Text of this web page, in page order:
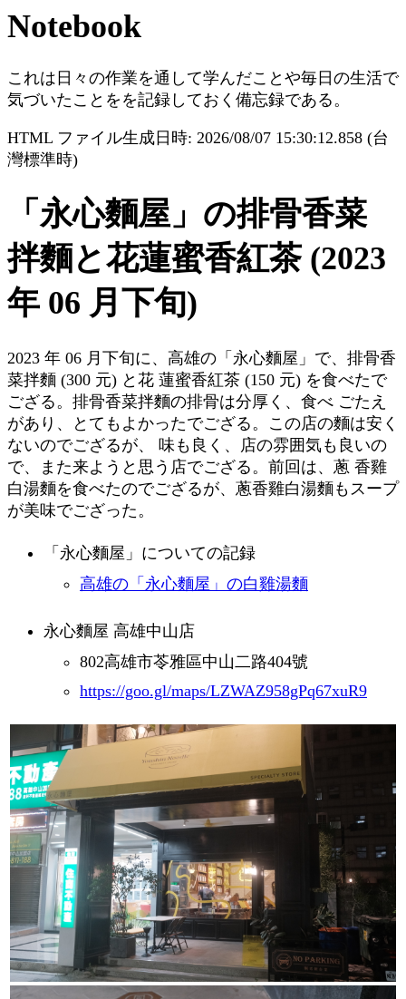
Notebook
これは日々の作業を通して学んだことや毎日の生活で
気づいたことをを記録しておく備忘録である。
HTML ファイル生成日時: 2026/08/07 15:30:12.858 (台
灣標準時)
「永心麵屋」の排骨香菜
拌麵と花蓮蜜香紅茶 (2023
年 06 月下旬)
2023 年 06 月下旬に、高雄の「永心麵屋」で、排骨香
菜拌麵 (300 元) と花 蓮蜜香紅茶 (150 元) を食べたで
ござる。排骨香菜拌麵の排骨は分厚く、食べ ごたえ
があり、とてもよかったでござる。この店の麵は安く
ないのでござるが、 味も良く、店の雰囲気も良いの
で、また来ようと思う店でござる。前回は、蔥 香雞
白湯麵を食べたのでござるが、蔥香雞白湯麵もスープ
が美味でござった。
「永心麵屋」についての記録
高雄の「永心麵屋」の白雞湯麵
永心麵屋 高雄中山店
802高雄市苓雅區中山二路404號
https://goo.gl/maps/LZWAZ958gPq67xuR9